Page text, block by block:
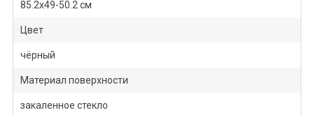
85.2х49-50.2 см
Цвет
чёрный
Материал поверхности
закаленное стекло